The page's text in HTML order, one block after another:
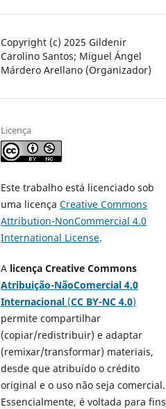
Copyright (c) 2025 Gildenir
Carolino Santos; Miguel Ángel
Márdero Arellano (Organizador)
Licença
Este trabalho está licenciado sob
uma licença Creative Commons
Attribution-NonCommercial 4.0
International License.
A licença Creative Commons
Atribuição-NãoComercial 4.0
Internacional (CC BY-NC 4.0)
permite compartilhar
(copiar/redistribuir) e adaptar
(remixar/transformar) materiais,
desde que atribuído o crédito
original e o uso não seja comercial.
Essencialmente, é voltada para fins